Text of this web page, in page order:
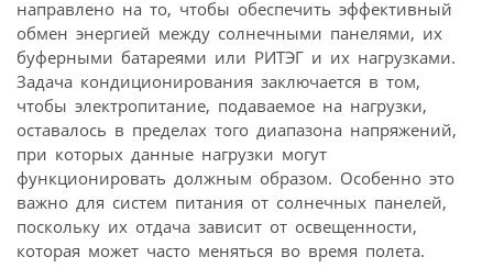
направлено на то, чтобы обеспечить эффективный
обмен энергией между солнечными панелями, их
буферными батареями или РИТЭГ и их нагрузками.
Задача кондиционирования заключается в том,
чтобы электропитание, подаваемое на нагрузки,
оставалось в пределах того диапазона напряжений,
при которых данные нагрузки могут
функционировать должным образом. Особенно это
важно для систем питания от солнечных панелей,
поскольку их отдача зависит от освещенности,
которая может часто меняться во время полета.